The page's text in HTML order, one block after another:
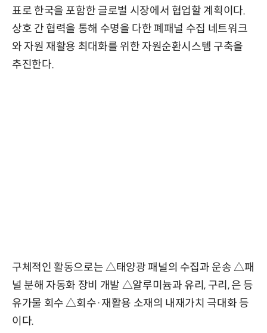
표로 한국을 포함한 글로벌 시장에서 협업할 계획이다.
상호 간 협력을 통해 수명을 다한 폐패널 수집 네트워크
와 자원 재활용 최대화를 위한 자원순환시스템 구축을
추진한다.
구체적인 활동으로는 △태양광 패널의 수집과 운송 △패
널 분해 자동화 장비 개발 △알루미늄과 유리, 구리, 은 등
유가물 회수 △회수·재활용 소재의 내재가치 극대화 등
이다.